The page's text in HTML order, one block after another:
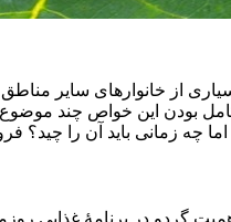
از خانوارهای سایر
بودن این خواص چند
چه زمانی باید آن را